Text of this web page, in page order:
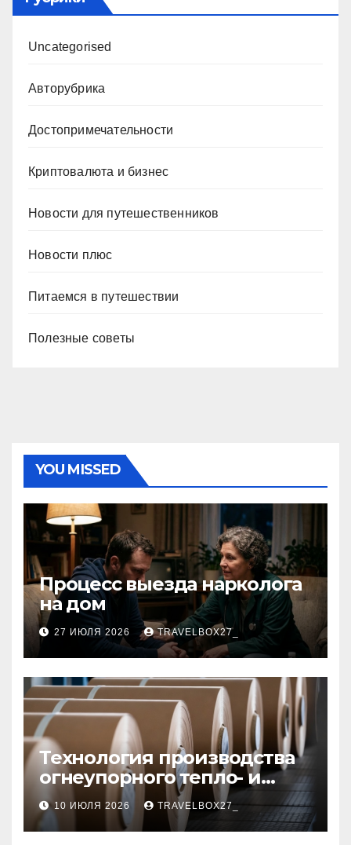
Uncategorised
Авторубрика
Достопримечательности
Криптовалюта и бизнес
Новости для путешественников
Новости плюс
Питаемся в путешествии
Полезные советы
YOU MISSED
Процесс выезда нарколога
на дом
27 ИЮЛЯ 2026 TRAVELBOX27_
Технология производства
огнеупорного тепло- и
звукоизоляционного
картона из
муллитокремнеземистого
10 ИЮЛЯ 2026 TRAVELBOX27_